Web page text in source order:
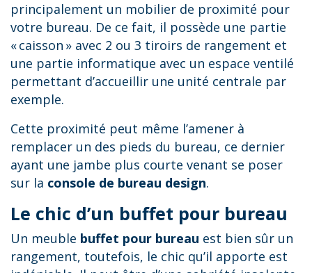
principalement un mobilier de proximité pour
votre bureau. De ce fait, il possède une partie
« caisson » avec 2 ou 3 tiroirs de rangement et
une partie informatique avec un espace ventilé
permettant d’accueillir une unité centrale par
exemple.
Cette proximité peut même l’amener à
remplacer un des pieds du bureau, ce dernier
ayant une jambe plus courte venant se poser
sur la console de bureau design.
Le chic d’un buffet pour bureau
Un meuble buffet pour bureau est bien sûr un
rangement, toutefois, le chic qu’il apporte est